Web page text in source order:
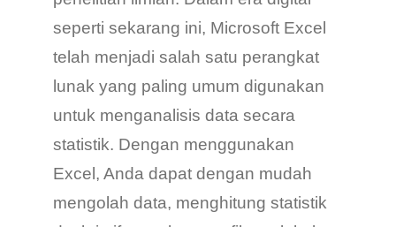
seperti sekarang ini, Microsoft Excel
telah menjadi salah satu perangkat
lunak yang paling umum digunakan
untuk menganalisis data secara
statistik. Dengan menggunakan
Excel, Anda dapat dengan mudah
mengolah data, menghitung statistik